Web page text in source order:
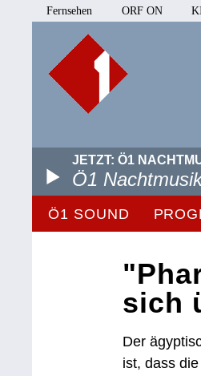
Fernsehen ORF ON
JETZT: Ö1
Ö1
Ö1 SOUND
sich
Der
ist, dass